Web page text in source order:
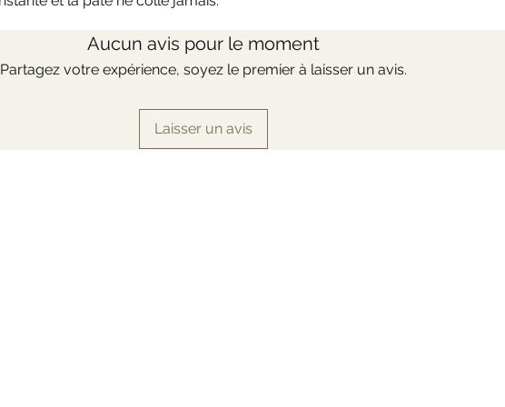
Aucun avis pour le moment
Partagez votre expérience, soyez le premier à laisser un avis.
Laisser un avis